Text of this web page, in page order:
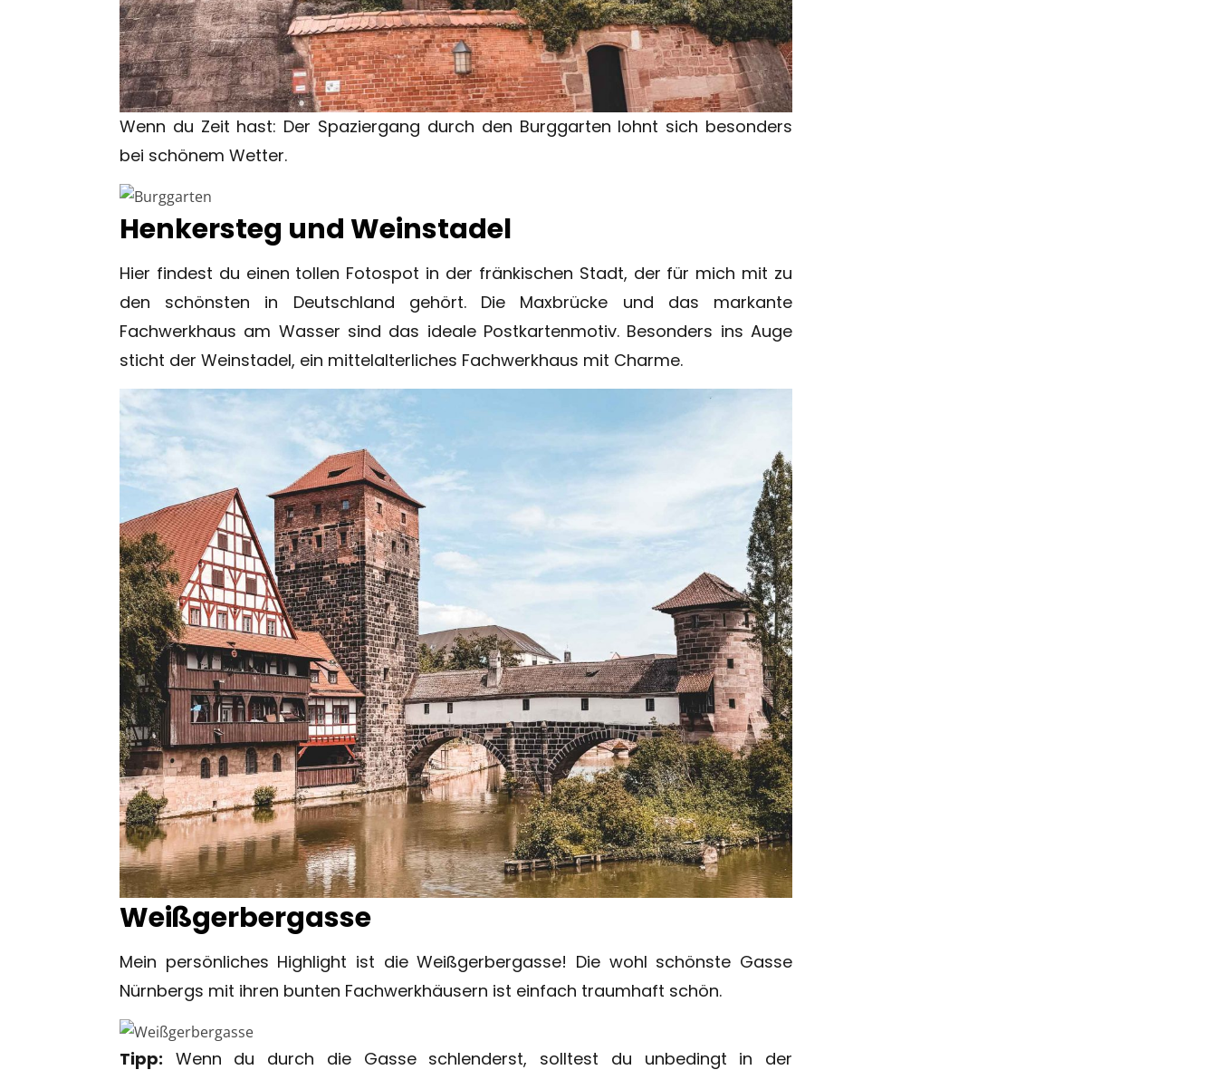
Wenn du Zeit hast: Der Spaziergang durch den Burggarten lohnt sich besonders
bei schönem Wetter.
Henkersteg und Weinstadel
Hier findest du einen tollen Fotospot in der fränkischen Stadt, der für mich mit zu
den schönsten in Deutschland gehört. Die Maxbrücke und das markante
Fachwerkhaus am Wasser sind das ideale Postkartenmotiv. Besonders ins Auge
sticht der Weinstadel, ein mittelalterliches Fachwerkhaus mit Charme.
Weißgerbergasse
Mein persönliches Highlight ist die Weißgerbergasse! Die wohl schönste Gasse
Nürnbergs mit ihren bunten Fachwerkhäusern ist einfach traumhaft schön.
Tipp: Wenn du durch die Gasse schlenderst, solltest du unbedingt in der